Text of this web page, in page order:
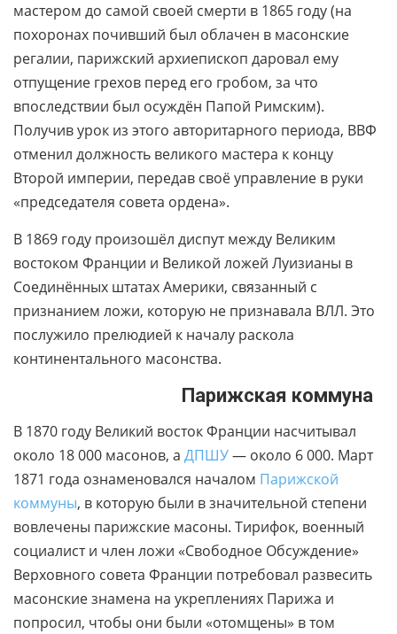
мастером до самой своей смерти в 1865 году (на
похоронах почивший был облачен в масонские
регалии, парижский архиепископ даровал ему
отпущение грехов перед его гробом, за что
впоследствии был осуждён Папой Римским).
Получив урок из этого авторитарного периода, ВВФ
отменил должность великого мастера к концу
Второй империи, передав своё управление в руки
«председателя совета ордена».
В 1869 году произошёл диспут между Великим
востоком Франции и Великой ложей Луизианы в
Соединённых штатах Америки, связанный с
признанием ложи, которую не признавала ВЛЛ. Это
послужило прелюдией к началу раскола
континентального масонства.
Парижская коммуна
В 1870 году Великий восток Франции насчитывал
около 18 000 масонов, а ДПШУ— около 6 000. Март
1871 года ознаменовался началом Парижской
коммуны, в которую были в значительной степени
вовлечены парижские масоны. Тирифок, военный
социалист и член ложи «Свободное Обсуждение»
Верховного совета Франции потребовал развесить
масонские знамена на укреплениях Парижа и
попросил, чтобы они были «отомщены» в том